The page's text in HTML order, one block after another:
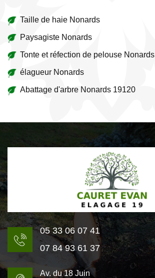
Taille de haie Nonards
Paysagiste Nonards
Tonte et réfection de pelouse Nonards
élagueur Nonards
Abattage d'arbre Nonards 19120
05 33 06 07 41
07 84 93 61 37
Av. du 18 Juin